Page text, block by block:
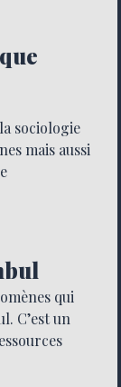
sociologie
mais aussi
qui
C’est un